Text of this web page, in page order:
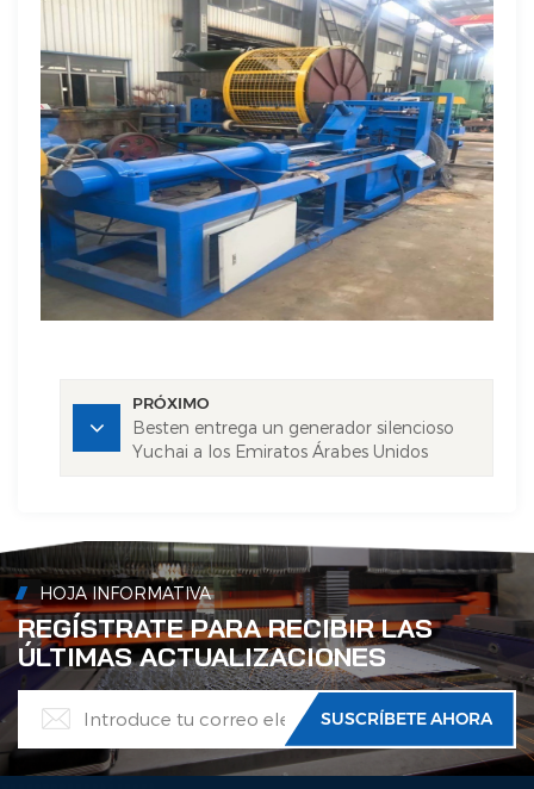
PRÓXIMO
Besten entrega un generador silencioso
Yuchai a los Emiratos Árabes Unidos
HOJA INFORMATIVA
REGÍSTRATE PARA RECIBIR LAS
ÚLTIMAS ACTUALIZACIONES